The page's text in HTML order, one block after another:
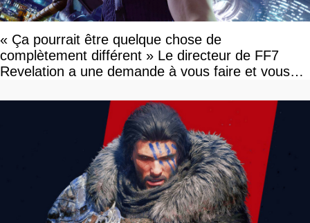
« Ça pourrait être quelque chose de
complètement différent » Le directeur de FF7
Revelation a une demande à vous faire et vous